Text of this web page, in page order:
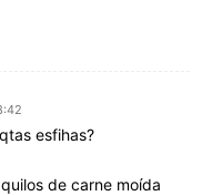
esfihas?
de carne moída